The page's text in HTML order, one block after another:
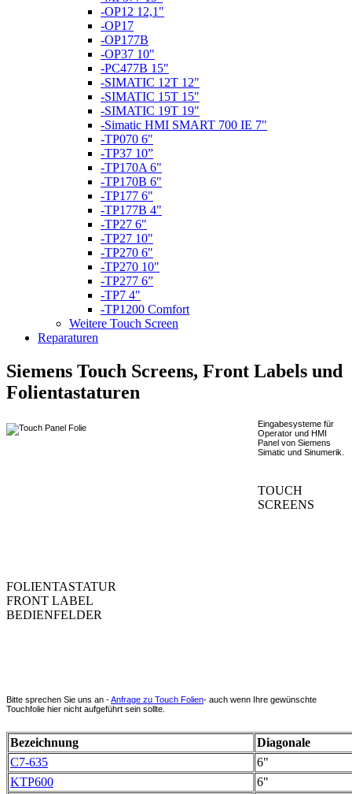
-OP12 12,1"
-OP17
-OP177B
-OP37 10"
-PC477B 15"
-SIMATIC 12T 12"
-SIMATIC 15T 15"
-SIMATIC 19T 19"
-Simatic HMI SMART 700 IE 7"
-TP070 6"
-TP37 10”
-TP170A 6"
-TP170B 6"
-TP177 6"
-TP177B 4"
-TP27 6"
-TP27 10"
-TP270 6"
-TP270 10"
-TP277 6”
-TP7 4"
-TP1200 Comfort
Weitere Touch Screen
Reparaturen
Siemens Touch Screens, Front Labels und
Folientastaturen
Eingabesysteme für
Operator und HMI
Panel von Siemens
Simatic und Sinumerik.
TOUCH
SCREENS
FOLIENTASTATUR
FRONT LABEL
BEDIENFELDER
Bitte sprechen Sie uns an -Anfrage zu Touch Folien- auch wenn Ihre gewünschte
Touchfolie hier nicht aufgeführt sein sollte.
Bezeichnung
Diagonale
C7-635
6"
KTP600
6"